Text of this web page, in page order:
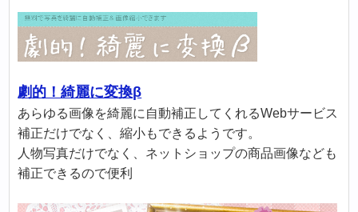
劇的！綺麗に変換β
あらゆる画像を綺麗に自動補正してくれるWebサービス
補正だけでなく、縮小もできるようです。
人物写真だけでなく、ネットショップの商品画像なども
補正できるので便利